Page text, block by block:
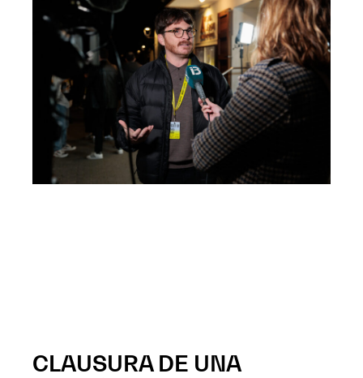
CLAUSURA DE UNA